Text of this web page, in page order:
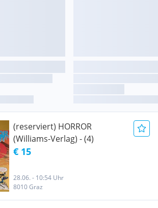
(reserviert) HORROR
(Williams-Verlag) - (4)
€ 15
28.06. - 10:54 Uhr
8010 Graz